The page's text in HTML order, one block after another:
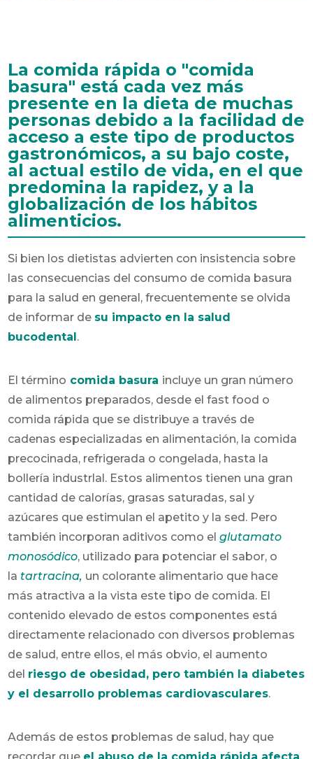
La comida rápida o "comida
basura" está cada vez más
presente en la dieta de muchas
personas debido a la facilidad de
acceso a este tipo de productos
gastronómicos, a su bajo coste,
al actual estilo de vida, en el que
predomina la rapidez, y a la
globalización de los hábitos
alimenticios.
Si bien los dietistas advierten con insistencia sobre
las consecuencias del consumo de comida basura
para la salud en general, frecuentemente se olvida
de informar de su impacto en la salud
bucodental.
El término comida basura incluye un gran número
de alimentos preparados, desde el fast food o
comida rápida que se distribuye a través de
cadenas especializadas en alimentación, la comida
precocinada, refrigerada o congelada, hasta la
bollería industrlal. Estos alimentos tienen una gran
cantidad de calorías, grasas saturadas, sal y
azúcares que estimulan el apetito y la sed. Pero
también incorporan aditivos como elglutamato
monosódico, utilizado para potenciar el sabor, o
la tartracina, un colorante alimentario que hace
más atractiva a la vista este tipo de comida. El
contenido elevado de estos componentes está
directamente relacionado con diversos problemas
de salud, entre ellos, el más obvio, el aumento
del riesgo de obesidad, pero también la diabetes
y el desarrollo problemas cardiovasculares.
Además de estos problemas de salud, hay que